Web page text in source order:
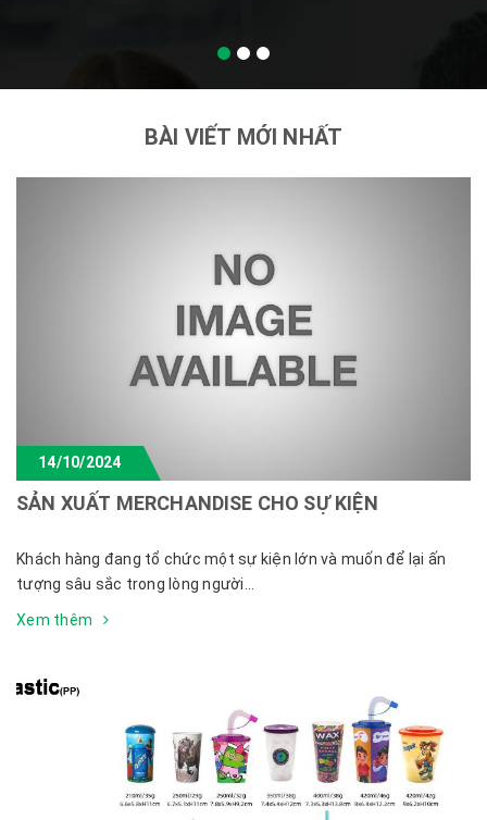
BÀI VIẾT MỚI NHẤT
14/10/2024
SẢN XUẤT MERCHANDISE CHO SỰ KIỆN
Khách hàng đang tổ chức một sự kiện lớn và muốn để lại ấn
tượng sâu sắc trong lòng người...
Xem thêm